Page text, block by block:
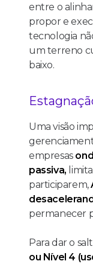
entre o
propor e
tecnologia
um terreno
baixo.
Uma visão
empresas
passiva,
participarem,
permanecer
Para dar o
ou Nível 4